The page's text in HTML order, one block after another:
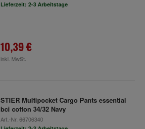
Lieferzeit: 2-3 Arbeitstage
10,39 €
inkl. MwSt.
STIER Multipocket Cargo Pants essential
bci cotton 34/32 Navy
Art.-Nr. 66706340